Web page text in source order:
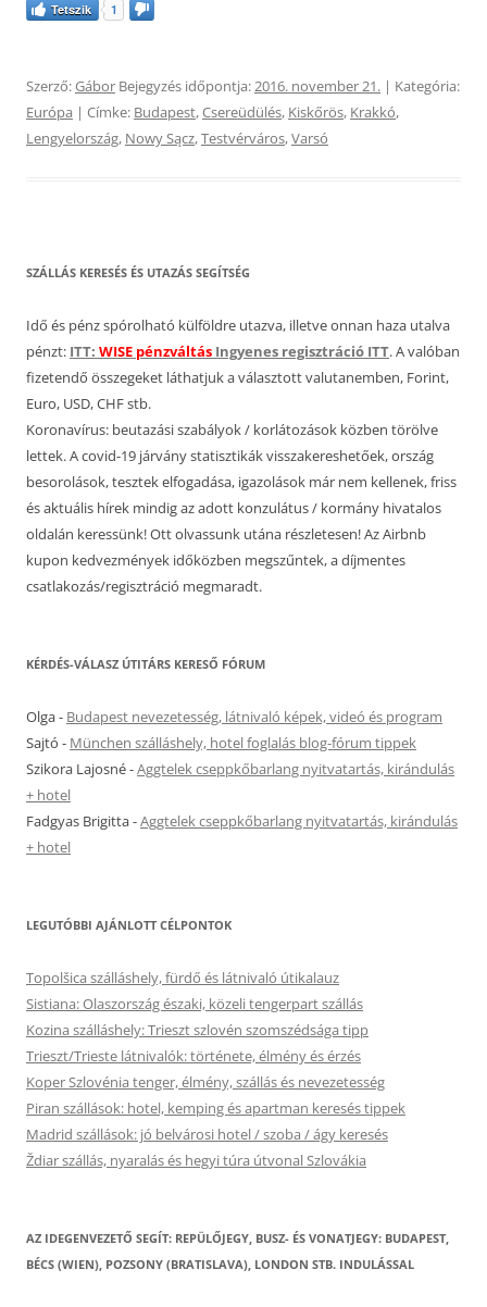
Tetszik 1
Szerző:Gábor Bejegyzés időpontja:2016. november 21. | Kategória:
Európa | Címke: Budapest,Csereüdülés, Kiskőrös, Krakkó,
Lengyelország, Nowy Sącz,Testvérváros,Varsó
SZÁLLÁS KERESÉS ÉS UTAZÁS SEGÍTSÉG
Idő és pénz spórolható külföldre utazva, illetve onnan haza utalva
pénzt: ITT: WISE pénzváltás Ingyenes regisztráció ITT. A valóban
fizetendő összegeket láthatjuk a választott valutanemben, Forint,
Euro, USD, CHF stb.
Koronavírus: beutazási szabályok / korlátozások közben törölve
lettek. A covid-19 járvány statisztikák visszakereshetőek, ország
besorolások, tesztek elfogadása, igazolások már nem kellenek, friss
és aktuális hírek mindig az adott konzulátus / kormány hivatalos
oldalán keressünk! Ott olvassunk utána részletesen! Az Airbnb
kupon kedvezmények időközben megszűntek, a díjmentes
csatlakozás/regisztráció megmaradt.
KÉRDÉS-VÁLASZ ÚTITÁRS KERESŐ FÓRUM
Olga- Budapest nevezetesség, látnivaló képek, videó és program
Sajtó - München szálláshely, hotel foglalás blog-fórum tippek
Szikora Lajosné-Aggtelek cseppkőbarlang nyitvatartás, kirándulás
+ hotel
Fadgyas Brigitta-Aggtelek cseppkőbarlang nyitvatartás, kirándulás
+ hotel
LEGUTÓBBI AJÁNLOTT CÉLPONTOK
Topolšica szálláshely, fürdő és látnivaló útikalauz
Sistiana: Olaszország északi, közeli tengerpart szállás
Kozina szálláshely: Trieszt szlovén szomszédsága tipp
Trieszt/Trieste látnivalók: története, élmény és érzés
Koper Szlovénia tenger, élmény, szállás és nevezetesség
Piran szállások: hotel, kemping és apartman keresés tippek
Madrid szállások: jó belvárosi hotel / szoba / ágy keresés
Ždiar szállás, nyaralás és hegyi túra útvonal Szlovákia
AZ IDEGENVEZETŐ SEGÍT: REPÜLŐJEGY, BUSZ- ÉS VONATJEGY: BUDAPEST,
BÉCS (WIEN), POZSONY (BRATISLAVA), LONDON STB. INDULÁSSAL